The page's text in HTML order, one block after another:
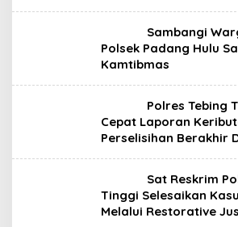
Sambangi
Polsek Padang Hulu
Kamtibmas
Polres Tebing
Cepat Laporan
Perselisihan Berakhir
Sat Reskrim
Tinggi Selesaikan
Melalui Restorative